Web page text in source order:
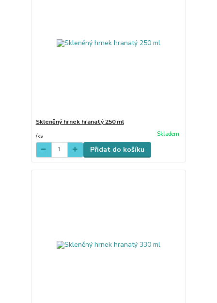
Skleněný hrnek hranatý 250 ml
/ks Skladem
Přidat do košíku